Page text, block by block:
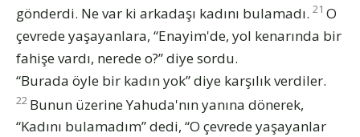
gönderdi. Ne var ki arkadaşı kadını bulamadı. 21 O
çevrede yaşayanlara, “Enayim'de, yol kenarında bir
fahişe vardı, nerede o?” diye sordu.
“Burada öyle bir kadın yok” diye karşılık verdiler.
22 Bunun üzerine Yahuda'nın yanına dönerek,
“Kadını bulamadım” dedi, “O çevrede yaşayanlar